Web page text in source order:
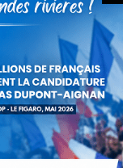
France
Partager
sur